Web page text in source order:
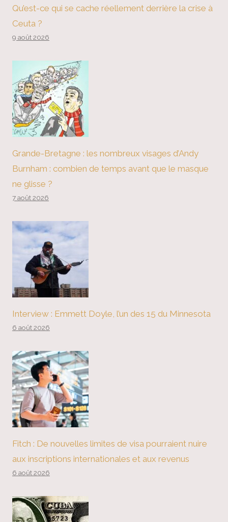
Qu’est-ce qui se cache réellement derrière la crise à
Ceuta ?
9 août 2026
Grande-Bretagne : les nombreux visages d’Andy
Burnham : combien de temps avant que le masque
ne glisse ?
7 août 2026
Interview : Emmett Doyle, l’un des 15 du Minnesota
6 août 2026
Fitch : De nouvelles limites de visa pourraient nuire
aux inscriptions internationales et aux revenus
6 août 2026